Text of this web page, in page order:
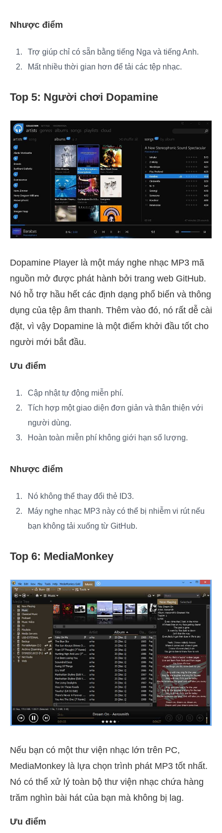
Nhược điểm
Trợ giúp chỉ có sẵn bằng tiếng Nga và tiếng Anh.
Mất nhiều thời gian hơn để tải các tệp nhạc.
Top 5: Người chơi Dopamine
Dopamine Player là một máy nghe nhạc MP3 mã
nguồn mở được phát hành bởi trang web GitHub.
Nó hỗ trợ hầu hết các định dạng phổ biến và thông
dụng của tệp âm thanh. Thêm vào đó, nó rất dễ cài
đặt, vì vậy Dopamine là một điểm khởi đầu tốt cho
người mới bắt đầu.
Ưu điểm
Cập nhật tự động miễn phí.
Tích hợp một giao diện đơn giản và thân thiện với
người dùng.
Hoàn toàn miễn phí không giới hạn số lượng.
Nhược điểm
Nó không thể thay đổi thẻ ID3.
Máy nghe nhạc MP3 này có thể bị nhiễm vi rút nếu
bạn không tải xuống từ GitHub.
Top 6: MediaMonkey
Nếu bạn có một thư viện nhạc lớn trên PC,
MediaMonkey là lựa chọn trình phát MP3 tốt nhất.
Nó có thể xử lý toàn bộ thư viện nhạc chứa hàng
trăm nghìn bài hát của bạn mà không bị lag.
Ưu điểm